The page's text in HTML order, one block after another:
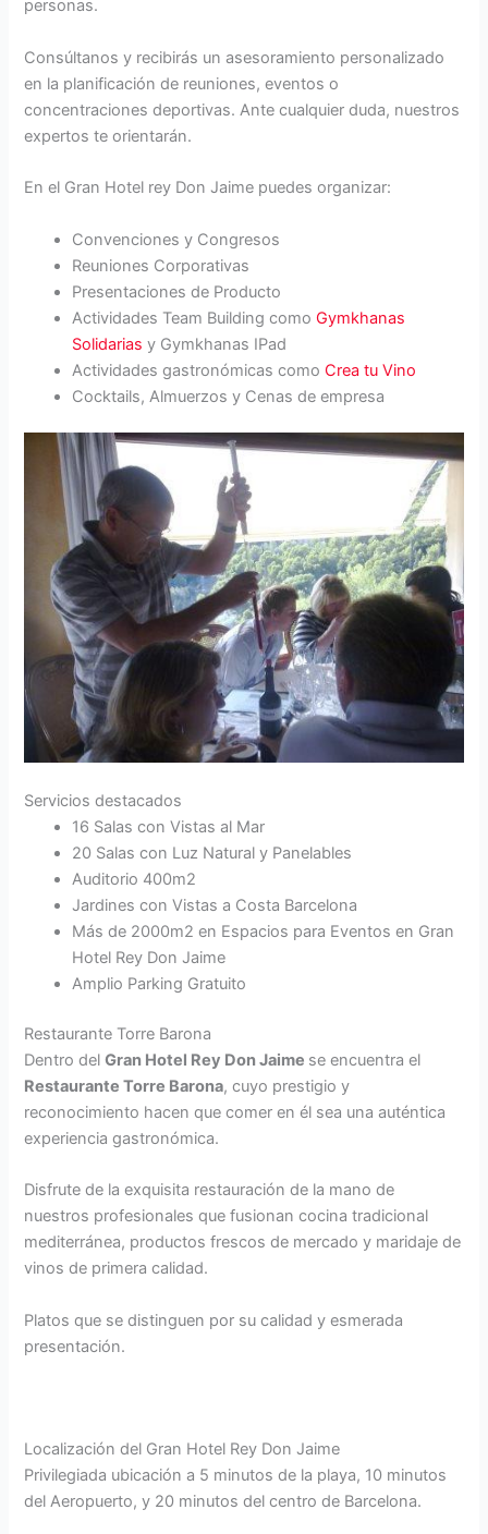
personas.
Consúltanos y recibirás un asesoramiento personalizado
en la planificación de reuniones, eventos o
concentraciones deportivas. Ante cualquier duda, nuestros
expertos te orientarán.
En el Gran Hotel rey Don Jaime puedes organizar:
Convenciones y Congresos
Reuniones Corporativas
Presentaciones de Producto
Actividades Team Building comoGymkhanas
Solidariasy Gymkhanas IPad
Actividades gastronómicas comoCrea tu Vino
Cocktails, Almuerzos y Cenas de empresa
Servicios destacados
16 Salas con Vistas al Mar
20 Salas con Luz Natural y Panelables
Auditorio 400m2
Jardines con Vistas a Costa Barcelona
Más de 2000m2 en Espacios para Eventos en Gran
Hotel Rey Don Jaime
Amplio Parking Gratuito
Restaurante Torre Barona
Dentro delGran Hotel Rey Don Jaime se encuentra el
Restaurante Torre Barona, cuyo prestigio y
reconocimiento hacen que comer en él sea una auténtica
experiencia gastronómica.
Disfrute de la exquisita restauración de la mano de
nuestros profesionales que fusionan cocina tradicional
mediterránea, productos frescos de mercado y maridaje de
vinos de primera calidad.
Platos que se distinguen por su calidad y esmerada
presentación.
Localización del Gran Hotel Rey Don Jaime
Privilegiada ubicación a 5 minutos de la playa, 10 minutos
del Aeropuerto, y 20 minutos del centro de Barcelona.